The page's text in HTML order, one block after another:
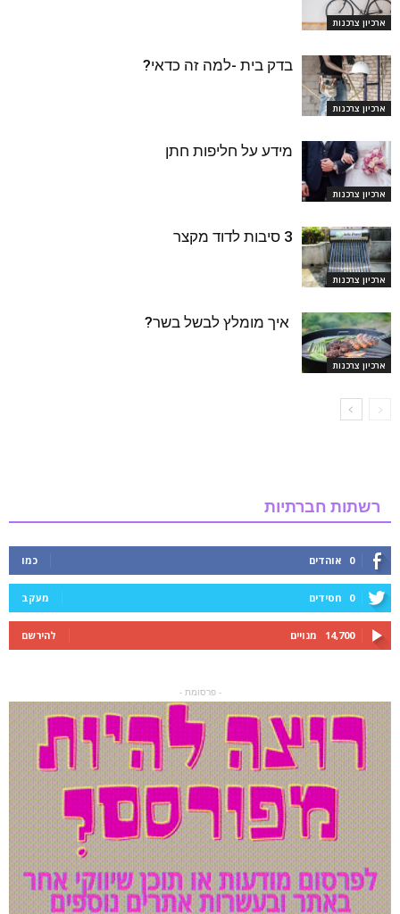
ארכיון צרכנות
ארכיון צרכנות
בדק בית -למה זה כדאי?
ארכיון צרכנות
מידע על חליפות חתן
ארכיון צרכנות
3 סיבות לדוד מקצר
ארכיון צרכנות
איך מומלץ לבשל בשר?
רשתות חברתיות
0 אוהדים כמו
0 חסידים מעקב
14,700 מנויים להירשם
- פרסומת -